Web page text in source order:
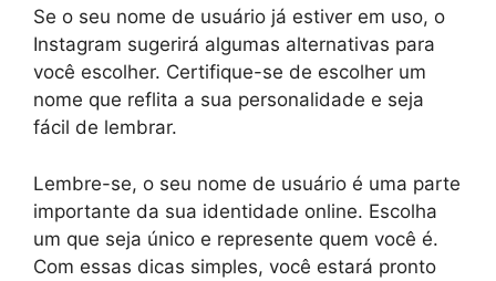
Se o seu nome de usuário já estiver em uso, o
Instagram sugerirá algumas alternativas para
você escolher. Certifique-se de escolher um
nome que reflita a sua personalidade e seja
fácil de lembrar.
Lembre-se, o seu nome de usuário é uma parte
importante da sua identidade online. Escolha
um que seja único e represente quem você é.
Com essas dicas simples, você estará pronto